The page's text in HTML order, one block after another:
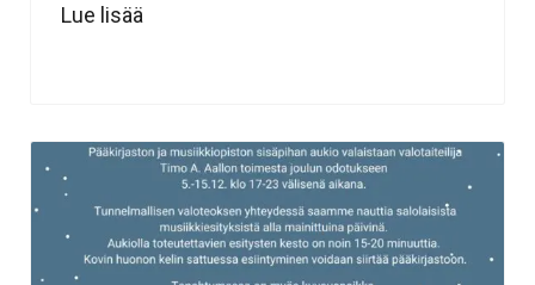
Lue lisää